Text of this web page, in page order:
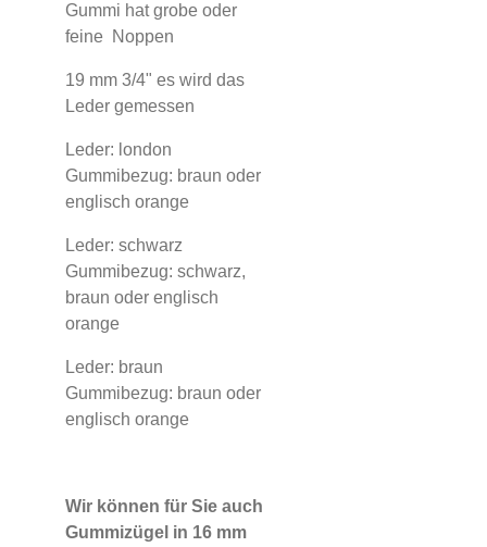
Gummi hat grobe oder
feine Noppen
19 mm 3/4" es wird das
Leder gemessen
Leder: london
Gummibezug: braun oder
englisch orange
Leder: schwarz
Gummibezug: schwarz,
braun oder englisch
orange
Leder: braun
Gummibezug: braun oder
englisch orange
Wir können für Sie auch
Gummizügel in 16 mm